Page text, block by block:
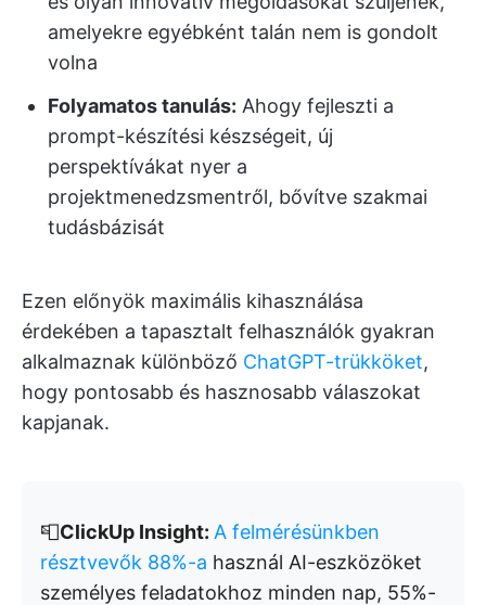
amelyekre egyébként talán nem is gondolt
volna
Folyamatos tanulás: Ahogy fejleszti a
prompt-készítési készségeit, új
perspektívákat nyer a
projektmenedzsmentről, bővítve szakmai
tudásbázisát
Ezen előnyök maximális kihasználása
érdekében a tapasztalt felhasználók gyakran
alkalmaznak különböző ChatGPT-trükköket,
hogy pontosabb és hasznosabb válaszokat
kapjanak.
📮ClickUp Insight: A felmérésünkben
résztvevők 88%-a használ AI-eszközöket
személyes feladatokhoz minden nap, 55%-